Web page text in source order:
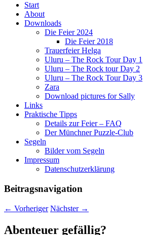
Start
About
Downloads
Die Feier 2024
Die Feier 2018
Trauerfeier Helga
Uluru – The Rock Tour Day 1
Uluru – The Rock tour Day 2
Uluru – The Rock Tour Day 3
Zara
Download pictures for Sally
Links
Praktische Tipps
Details zur Feier – FAQ
Der Münchner Puzzle-Club
Segeln
Bilder vom Segeln
Impressum
Datenschutz­erklärung
Beitragsnavigation
← Vorheriger Nächster →
Abenteuer gefällig?